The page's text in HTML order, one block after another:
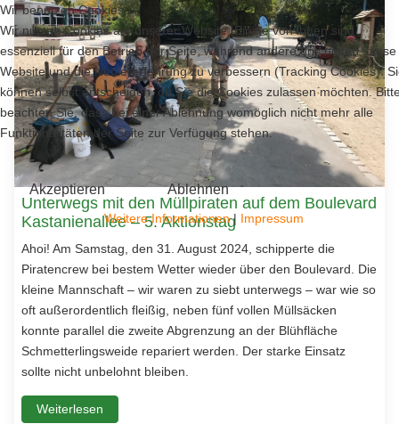
Unterwegs mit den Müllpiraten auf dem Boulevard
Kastanienallee – 5. Aktionstag
Ahoi! Am Samstag, den 31. August 2024, schipperte die
Piratencrew bei bestem Wetter wieder über den Boulevard. Die
kleine Mannschaft – wir waren zu siebt unterwegs – war wie so
oft außerordentlich fleißig, neben fünf vollen Müllsäcken
konnte parallel die zweite Abgrenzung an der Blühfläche
Schmetterlingsweide repariert werden. Der starke Einsatz
sollte nicht unbelohnt bleiben.
Weiterlesen
Wir benutzen Cookies
Wir nutzen Cookies auf unserer Website. Einige von ihnen sind
essenziell für den Betrieb der Seite, während andere uns helfen, diese
Website und die Nutzererfahrung zu verbessern (Tracking Cookies).
können selbst entscheiden, ob Sie die Cookies zulassen möchten.
beachten Sie, dass bei einer Ablehnung womöglich nicht mehr alle
Funktionalitäten der Seite zur Verfügung stehen.
Akzeptieren Ablehnen
Weitere Informationen| Impressum